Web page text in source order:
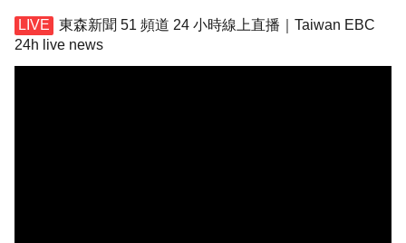
東森新聞 51 頻道 24 小時線上直播｜Taiwan EBC
24h live news